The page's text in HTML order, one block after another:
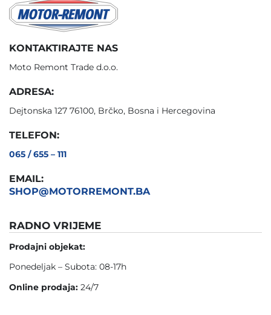
KONTAKTIRAJTE NAS
Moto Remont Trade d.o.o.
ADRESA:
Dejtonska 127 76100, Brčko, Bosna i Hercegovina
TELEFON:
065 / 655 – 111
EMAIL:
SHOP@MOTORREMONT.BA
RADNO VRIJEME
Prodajni objekat:
Ponedeljak – Subota: 08-17h
Online prodaja: 24/7